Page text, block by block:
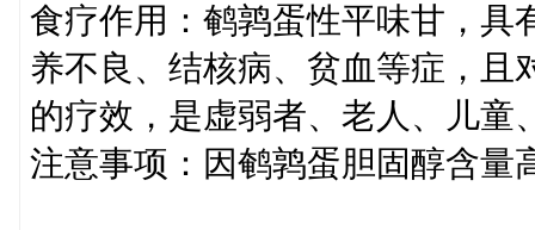
食疗作用：鹌鹑蛋性平味甘，具
养不良、结核病、贫血等症，且
的疗效，是虚弱者、老人、儿童
注意事项：因鹌鹑蛋胆固醇含量